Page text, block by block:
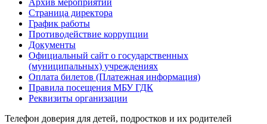
Архив мероприятий
Страница директора
График работы
Противодействие коррупции
Документы
Официальный сайт о государственных
(муниципальных) учреждениях
Оплата билетов (Платежная информация)
Правила посещения МБУ ГДК
Реквизиты организации
Телефон доверия для детей, подростков и их родителей